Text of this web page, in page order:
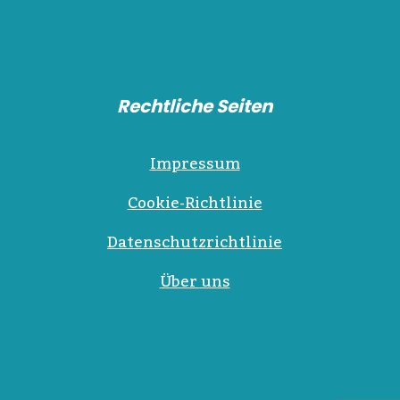
Rechtliche Seiten
Impressum
Cookie-Richtlinie
Datenschutzrichtlinie
Über uns